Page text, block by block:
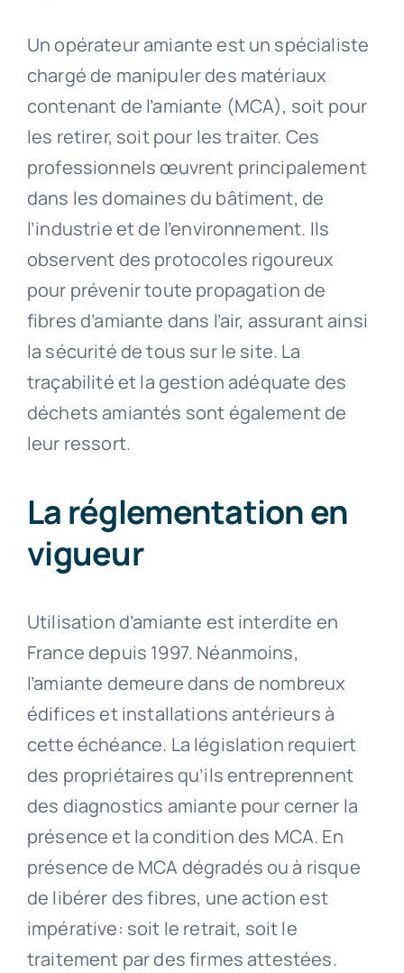
Un opérateur amiante est un spécialiste
chargé de manipuler des matériaux
contenant de l’amiante (MCA), soit pour
les retirer, soit pour les traiter. Ces
professionnels œuvrent principalement
dans les domaines du bâtiment, de
l’industrie et de l’environnement. Ils
observent des protocoles rigoureux
pour prévenir toute propagation de
fibres d’amiante dans l’air, assurant ainsi
la sécurité de tous sur le site. La
traçabilité et la gestion adéquate des
déchets amiantés sont également de
leur ressort.
La réglementation en
vigueur
Utilisation d’amiante est interdite en
France depuis 1997. Néanmoins,
l’amiante demeure dans de nombreux
édifices et installations antérieurs à
cette échéance. La législation requiert
des propriétaires qu’ils entreprennent
des diagnostics amiante pour cerner la
présence et la condition des MCA. En
présence de MCA dégradés ou à risque
de libérer des fibres, une action est
impérative: soit le retrait, soit le
traitement par des firmes attestées.